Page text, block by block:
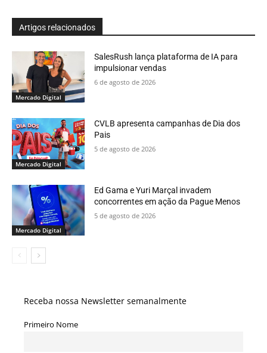
Artigos relacionados
Mercado Digital
SalesRush lança plataforma de IA para
impulsionar vendas
6 de agosto de 2026
Mercado Digital
CVLB apresenta campanhas de Dia dos
Pais
5 de agosto de 2026
Mercado Digital
Ed Gama e Yuri Marçal invadem
concorrentes em ação da Pague Menos
5 de agosto de 2026
Receba nossa Newsletter semanalmente
Primeiro Nome